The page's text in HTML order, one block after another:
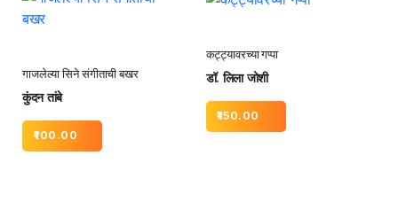
गाजलेल्या सिने संगीताची बखर
कुंदन तांबे
100.00
कट्ट्यावरच्या गप्पा
डॉ. लिला जोशी
150.00